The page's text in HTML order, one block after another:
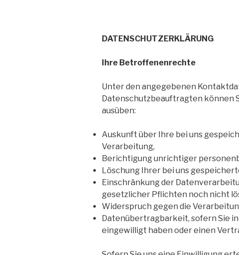
DATENSCHUTZERKLÄRUNG
Ihre Betroffenenrechte
Unter den angegebenen
Datenschutzbeauftragten können
ausüben:
Auskunft über Ihre bei uns
Verarbeitung,
Berichtigung unrichtiger
Löschung Ihrer bei uns
Einschränkung der
gesetzlicher Pflichten noch nicht
Widerspruch gegen die
Datenübertragbarkeit, sofern Sie
eingewilligt haben oder einen